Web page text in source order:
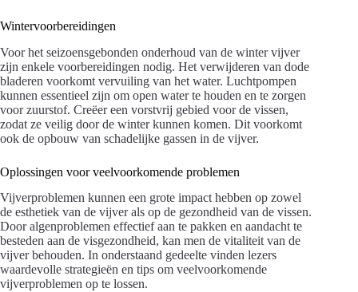
Wintervoorbereidingen
Voor het seizoensgebonden onderhoud van de winter vijver
zijn enkele voorbereidingen nodig. Het verwijderen van dode
bladeren voorkomt vervuiling van het water. Luchtpompen
kunnen essentieel zijn om open water te houden en te zorgen
voor zuurstof. Creëer een vorstvrij gebied voor de vissen,
zodat ze veilig door de winter kunnen komen. Dit voorkomt
ook de opbouw van schadelijke gassen in de vijver.
Oplossingen voor veelvoorkomende problemen
Vijverproblemen kunnen een grote impact hebben op zowel
de esthetiek van de vijver als op de gezondheid van de vissen.
Door algenproblemen effectief aan te pakken en aandacht te
besteden aan de visgezondheid, kan men de vitaliteit van de
vijver behouden. In onderstaand gedeelte vinden lezers
waardevolle strategieën en tips om veelvoorkomende
vijverproblemen op te lossen.